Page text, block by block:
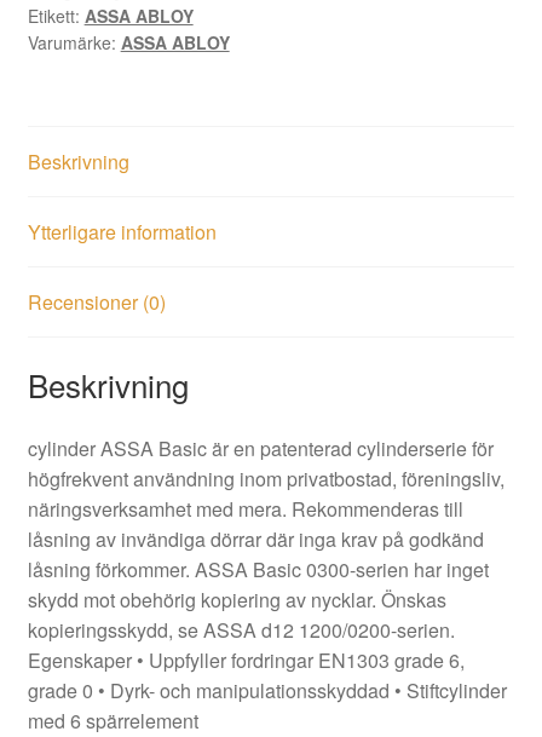
mängd
Etikett: ASSA ABLOY
Varumärke: ASSA ABLOY
Beskrivning
Ytterligare information
Recensioner (0)
Beskrivning
cylinder ASSA Basic är en patenterad cylinderserie för
högfrekvent användning inom privatbostad, föreningsliv,
näringsverksamhet med mera. Rekommenderas till
låsning av invändiga dörrar där inga krav på godkänd
låsning förkommer. ASSA Basic 0300-serien har inget
skydd mot obehörig kopiering av nycklar. Önskas
kopieringsskydd, se ASSA d12 1200/0200-serien.
Egenskaper • Uppfyller fordringar EN1303 grade 6,
grade 0 • Dyrk- och manipulationsskyddad • Stiftcylinder
med 6 spärrelement